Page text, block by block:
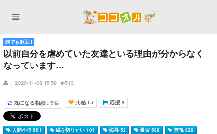
誰でも歓迎 !
以前自分を虐めていた友達といる理由が分からなく
なっています…
. 2020-11-08 15:58 513
気になる相談に登録 共感 13 応援 9
人間不信 681 縁を切りたい 105 侮辱 52 暴言 589
無視 829